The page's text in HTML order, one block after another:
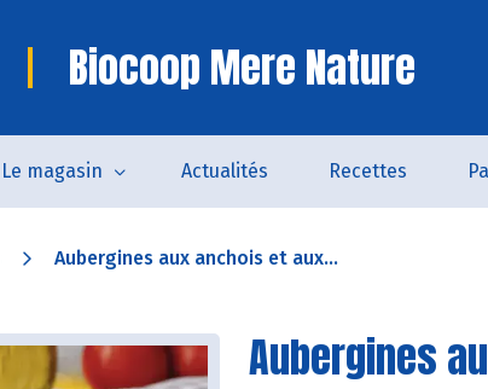
Biocoop Mere Nature
Le magasin Actualités Recettes
Aubergines aux anchois et aux...
Aubergines